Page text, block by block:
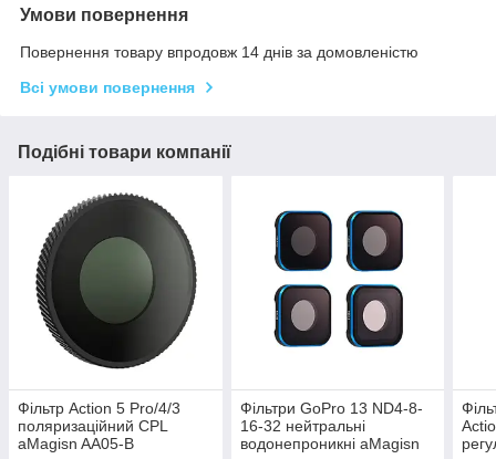
Умови повернення
Повернення товару впродовж 14 днів за домовленістю
Всі умови повернення
Подібні товари компанії
Фільтр Action 5 Pro/4/3
поляризаційний CPL
aMagisn AA05-B
Фільтри GoPro 13 ND4-8-
16-32 нейтральні
водонепроникні aMagisn